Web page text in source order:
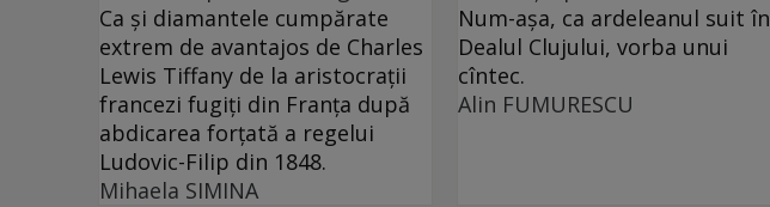
Ca și diamantele cumpărate
extrem de avantajos de Charles
Lewis Tiffany de la aristocrații
francezi fugiți din Franța după
abdicarea forțată a regelui
Ludovic-Filip din 1848.
Mihaela SIMINA
Num-așa, ca ardeleanul suit în
Dealul Clujului, vorba unui
cîntec.
Alin FUMURESCU